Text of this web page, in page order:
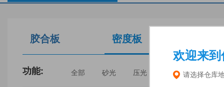
欢迎来到
请选择仓库
胶合板 密度板
功能: 全部 砂光 压光 家具 门板